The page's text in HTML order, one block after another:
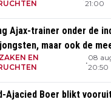
21:00
Ajax-trainer onder de
maar ook de
EN
•
08
20:50
Ajacied Boer blikt